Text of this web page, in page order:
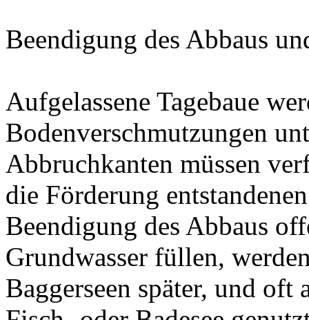
Beendigung des Abbaus
Aufgelassene Tagebaue
Bodenverschmutzungen
Abbruchkanten müssen
die Förderung
Beendigung des Abbaus
Grundwasser füllen,
Baggerseen später, und oft